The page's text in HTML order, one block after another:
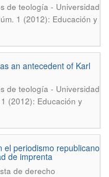
de teología - Universidad
1 (2012): Educación y
an antecedent of Karl
de teología - Universidad
(2012): Educación y
el periodismo republicano
de imprenta
de derecho